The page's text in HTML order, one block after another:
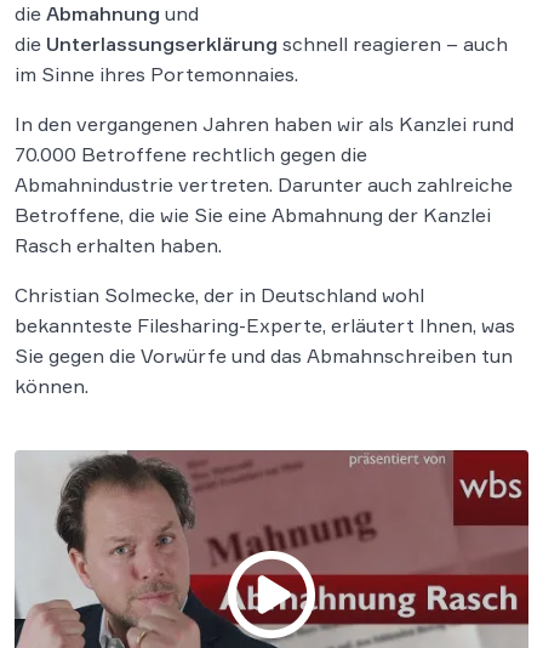
die Abmahnung und
die Unterlassungserklärung schnell reagieren – auch
im Sinne ihres Portemonnaies.
In den vergangenen Jahren haben wir als Kanzlei rund
70.000 Betroffene rechtlich gegen die
Abmahnindustrie vertreten. Darunter auch zahlreiche
Betroffene, die wie Sie eine Abmahnung der Kanzlei
Rasch erhalten haben.
Christian Solmecke, der in Deutschland wohl
bekannteste Filesharing-Experte, erläutert Ihnen, was
Sie gegen die Vorwürfe und das Abmahnschreiben tun
können.